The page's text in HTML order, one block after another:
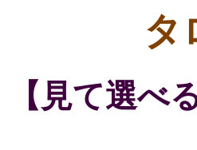
タ
【見て選べ